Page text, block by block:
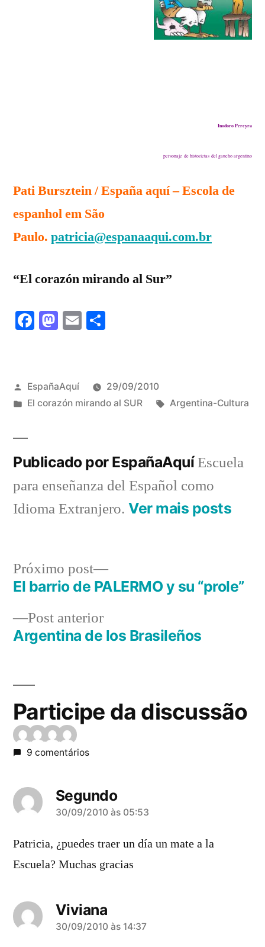
Inodoro Pereyra
personaje de historietas del gaucho argentino
Pati Bursztein / España aquí – Escola de
espanhol em São
Paulo. patricia@espanaaqui.com.br
“El corazón mirando al Sur”
Facebook
Mastodon
Email
Publicado
por
EspañaAquí
29/09/2010
Publicado
El corazón mirando al SUR Tags:
Argentina-Cultura
Publicado por EspañaAquíEscuela
para enseñanza del Español como
Idioma Extranjero. Ver mais posts
Navegação
de
Post
Post anteriorPost
anterior:
Argentina de los Brasileños
Próximo post
Próximo
post:
El barrio de PALERMO y su “prole”
Participe da discussão
9 comentários
Segundo
diz:
30/09/2010 às 05:53
Patricia, ¿puedes traer un día un mate a la
Escuela? Muchas gracias
Viviana
diz:
30/09/2010 às 14:37